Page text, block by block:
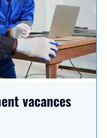
vacances